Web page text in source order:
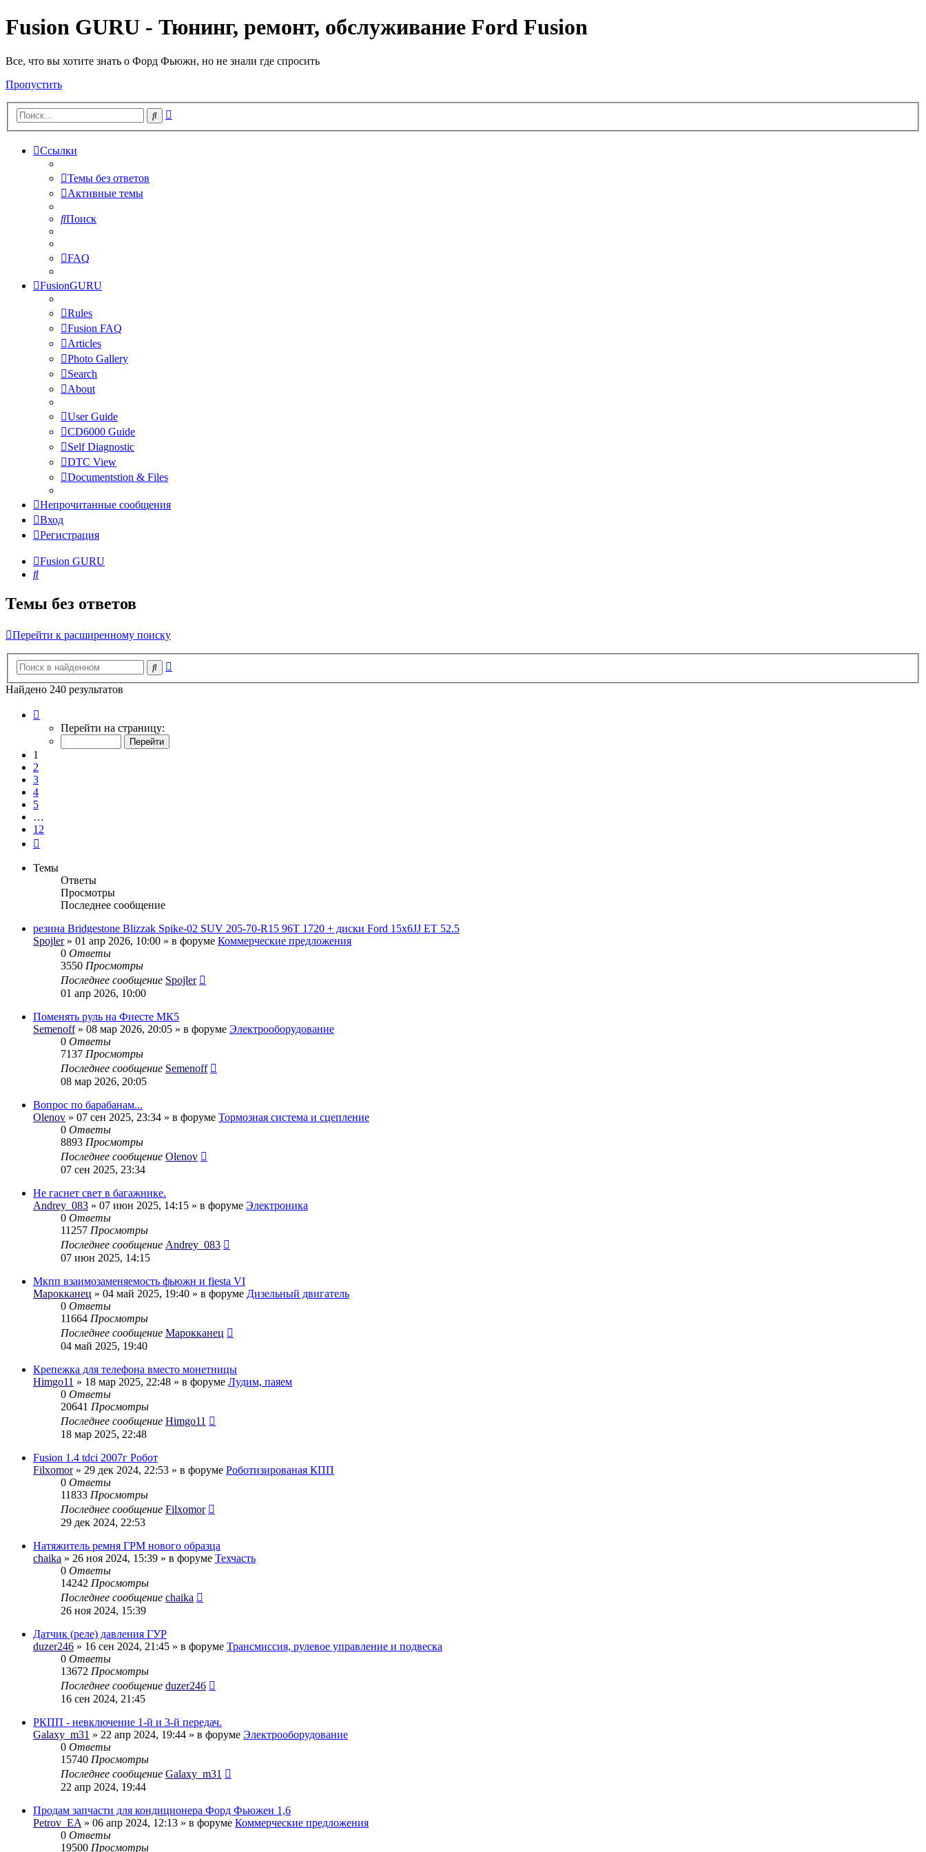
Fusion GURU - Тюнинг, ремонт, обслуживание Ford Fusion
Все, что вы хотите знать о Форд Фьюжн, но не знали где спросить
Пропустить
Поиск
Ссылки
Темы без ответов
Активные темы
Поиск
FAQ
FusionGURU
Rules
Fusion FAQ
Articles
Photo Gallery
Search
About
User Guide
CD6000 Guide
Self Diagnostic
DTC View
Documentstion & Files
Непрочитанные сообщения
Вход
Регистрация
Fusion GURU
Поиск
Темы без ответов
Перейти к расширенному поиску
Поиск
Найдено 240 результатов
Перейти на страницу:
1
2
3
4
5
…
12
Темы
Ответы
Просмотры
Последнее сообщение
резина Bridgestone Blizzak Spike-02 SUV 205-70-R15 96T 1720 + диски Ford 15x6JJ ET 52.5
Spojler» 01 апр 2026, 10:00 » в форуме Коммерческие предложения
0 Ответы
3550 Просмотры
Последнее сообщение Spojler
01 апр 2026, 10:00
Поменять руль на Фиесте МК5
Semenoff» 08 мар 2026, 20:05 » в форуме Электрооборудование
0 Ответы
7137 Просмотры
Последнее сообщение Semenoff
08 мар 2026, 20:05
Вопрос по барабанам...
Olenov » 07 сен 2025, 23:34 » в форуме Тормозная система и сцепление
0 Ответы
8893 Просмотры
Последнее сообщение Olenov
07 сен 2025, 23:34
Не гаснет свет в багажнике.
Andrey_083 » 07 июн 2025, 14:15 » в форуме Электроника
0 Ответы
11257 Просмотры
Последнее сообщение Andrey_083
07 июн 2025, 14:15
Мкпп взаимозаменяемость фьюжн и fiesta VI
Марокканец » 04 май 2025, 19:40 » в форуме Дизельный двигатель
0 Ответы
11664 Просмотры
Последнее сообщение Марокканец
04 май 2025, 19:40
Крепежка для телефона вместо монетницы
Himgo11 » 18 мар 2025, 22:48 » в форуме Лудим, паяем
0 Ответы
20641 Просмотры
Последнее сообщение Himgo11
18 мар 2025, 22:48
Fusion 1.4 tdci 2007г Робот
Filxomor» 29 дек 2024, 22:53 » в форуме Роботизированая КПП
0 Ответы
11833 Просмотры
Последнее сообщение Filxomor
29 дек 2024, 22:53
Натяжитель ремня ГРМ нового образца
chaika » 26 ноя 2024, 15:39 » в форуме Техчасть
0 Ответы
14242 Просмотры
Последнее сообщение chaika
26 ноя 2024, 15:39
Датчик (реле) давления ГУР
duzer246 » 16 сен 2024, 21:45 » в форуме Трансмиссия, рулевое управление и подвеска
0 Ответы
13672 Просмотры
Последнее сообщение duzer246
16 сен 2024, 21:45
РКПП - невключение 1-й и 3-й передач.
Galaxy_m31 » 22 апр 2024, 19:44 » в форуме Электрооборудование
0 Ответы
15740 Просмотры
Последнее сообщение Galaxy_m31
22 апр 2024, 19:44
Продам запчасти для кондиционера Форд Фьюжен 1,6
Petrov_EA » 06 апр 2024, 12:13 » в форуме Коммерческие предложения
0 Ответы
19500 Просмотры